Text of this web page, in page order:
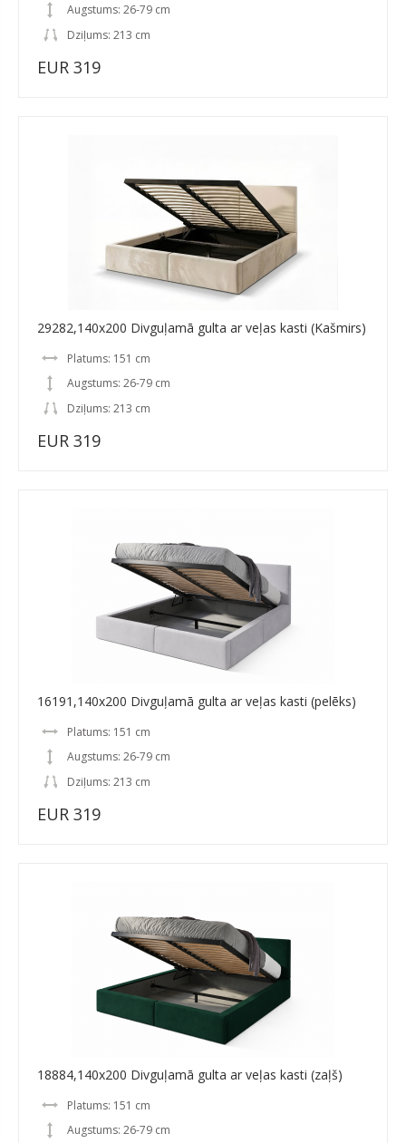
Augstums: 26-79 cm
Dziļums: 213 cm
EUR 319
29282,140x200 Divguļamā gulta ar veļas kasti (Kašmirs)
Platums: 151 cm
Augstums: 26-79 cm
Dziļums: 213 cm
EUR 319
16191,140x200 Divguļamā gulta ar veļas kasti (pelēks)
Platums: 151 cm
Augstums: 26-79 cm
Dziļums: 213 cm
EUR 319
18884,140x200 Divguļamā gulta ar veļas kasti (zaļš)
Platums: 151 cm
Augstums: 26-79 cm